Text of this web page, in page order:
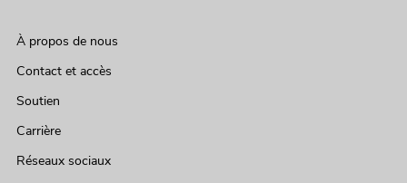
À propos de nous
Contact et accès
Soutien
Carrière
Réseaux sociaux